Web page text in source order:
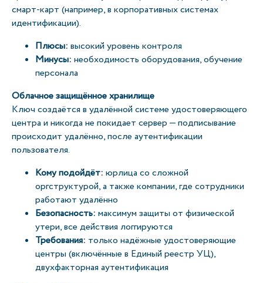
смарт-карт (например, в корпоративных системах
идентификации).
Плюсы: высокий уровень контроля
Минусы: необходимость оборудования, обучение
персонала
Облачное защищённое хранилище
Ключ создаётся в удалённой системе удостоверяющего
центра и никогда не покидает сервер — подписывание
происходит удалённо, после аутентификации
пользователя.
Кому подойдёт: юрлица со сложной
оргструктурой, а также компании, где сотрудники
работают удалённо
Безопасность: максимум защиты от физической
утери, все действия логгируются
Требования: только надёжные удостоверяющие
центры (включённые в Единый реестр УЦ),
двухфакторная аутентификация